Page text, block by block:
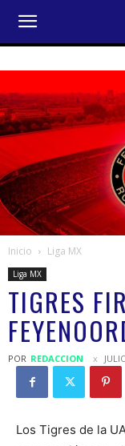
Inicio Liga MX
Liga MX
TIGRES
POR REDACCION
Los Tigres de la